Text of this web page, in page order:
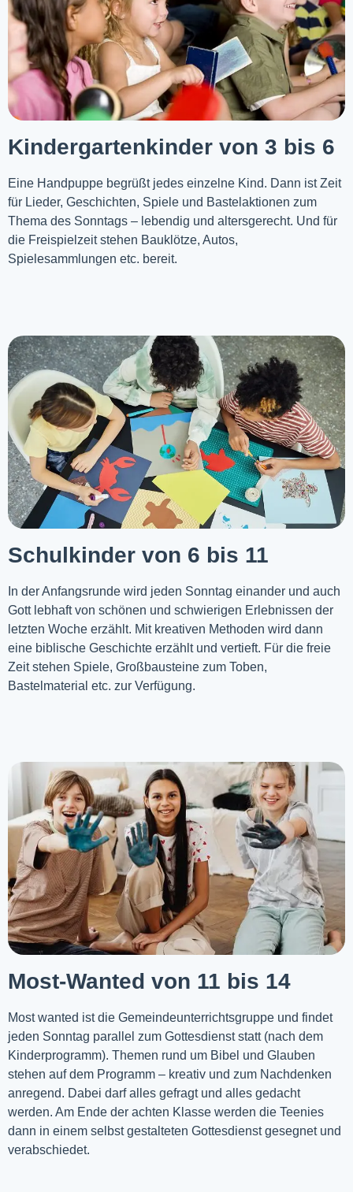
Kindergartenkinder von 3 bis 6
Eine Handpuppe begrüßt jedes einzelne Kind. Dann ist Zeit
für Lieder, Geschichten, Spiele und Bastelaktionen zum
Thema des Sonntags – lebendig und altersgerecht. Und für
die Freispielzeit stehen Bauklötze, Autos,
Spielesammlungen etc. bereit.
Schulkinder von 6 bis 11
In der Anfangsrunde wird jeden Sonntag einander und auch
Gott lebhaft von schönen und schwierigen Erlebnissen der
letzten Woche erzählt. Mit kreativen Methoden wird dann
eine biblische Geschichte erzählt und vertieft. Für die freie
Zeit stehen Spiele, Großbausteine zum Toben,
Bastelmaterial etc. zur Verfügung.
Most-Wanted von 11 bis 14
Most wanted ist die Gemeindeunterrichtsgruppe und findet
jeden Sonntag parallel zum Gottesdienst statt (nach dem
Kinderprogramm). Themen rund um Bibel und Glauben
stehen auf dem Programm – kreativ und zum Nachdenken
anregend. Dabei darf alles gefragt und alles gedacht
werden. Am Ende der achten Klasse werden die Teenies
dann in einem selbst gestalteten Gottesdienst gesegnet und
verabschiedet.